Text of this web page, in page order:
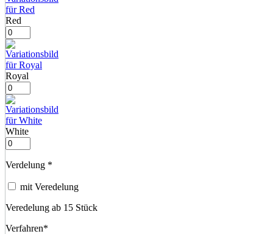
Red
Royal
White
Verdelung *
mit Veredelung
Veredelung ab 15 Stück
Verfahren*